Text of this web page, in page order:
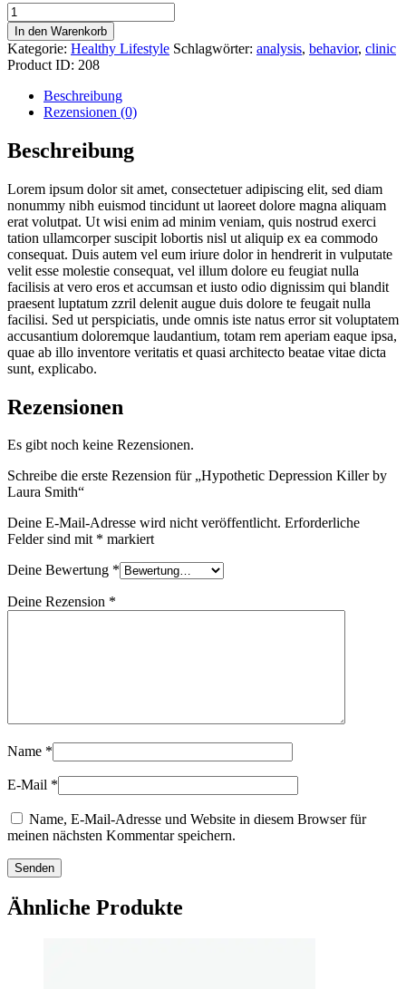
Hypothetic
Depression
Killer
by
Laura
Smith
Menge
In den Warenkorb
Kategorie: Healthy Lifestyle Schlagwörter: analysis, behavior, clinic
Product ID: 208
Beschreibung
Rezensionen (0)
Beschreibung
Lorem ipsum dolor sit amet, consectetuer adipiscing elit, sed diam
nonummy nibh euismod tincidunt ut laoreet dolore magna aliquam
erat volutpat. Ut wisi enim ad minim veniam, quis nostrud exerci
tation ullamcorper suscipit lobortis nisl ut aliquip ex ea commodo
consequat. Duis autem vel eum iriure dolor in hendrerit in vulputate
velit esse molestie consequat, vel illum dolore eu feugiat nulla
facilisis at vero eros et accumsan et iusto odio dignissim qui blandit
praesent luptatum zzril delenit augue duis dolore te feugait nulla
facilisi. Sed ut perspiciatis, unde omnis iste natus error sit voluptatem
accusantium doloremque laudantium, totam rem aperiam eaque ipsa,
quae ab illo inventore veritatis et quasi architecto beatae vitae dicta
sunt, explicabo.
Rezensionen
Es gibt noch keine Rezensionen.
Schreibe die erste Rezension für „Hypothetic Depression Killer by
Laura Smith“
Deine E-Mail-Adresse wird nicht veröffentlicht. Erforderliche
Felder sind mit * markiert
Deine Bewertung *
Deine Rezension *
Name *
E-Mail *
Name, E-Mail-Adresse und Website in diesem Browser für
meinen nächsten Kommentar speichern.
Ähnliche Produkte